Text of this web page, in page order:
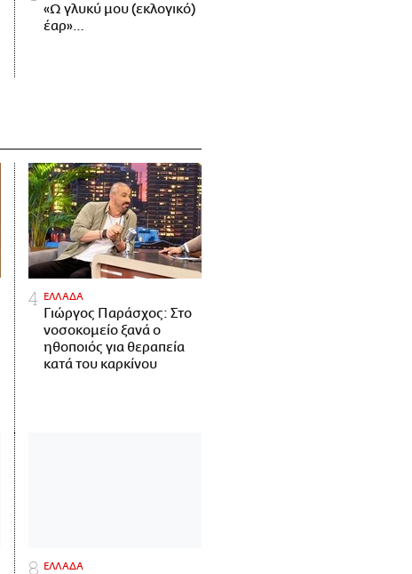
«Ω γλυκύ μου (εκλογικό)
έαρ»…
ΕΛΛΑΔΑ
Γιώργος Παράσχος: Στο
νοσοκομείο ξανά ο
ηθοποιός για θεραπεία
κατά του καρκίνου
ΕΛΛΑΔΑ